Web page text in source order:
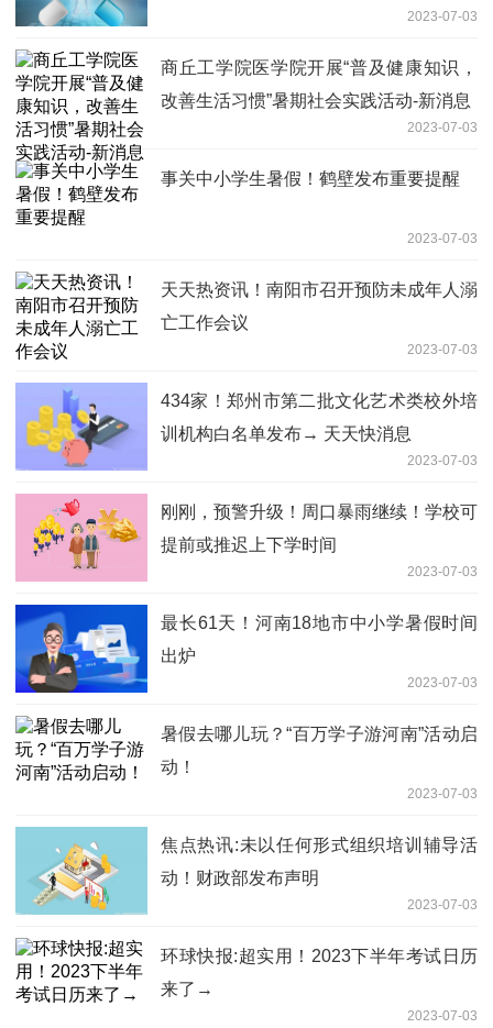
2023-07-03
商丘工学院医学院开展“普及健康知识，
改善生活习惯”暑期社会实践活动-新消息
2023-07-03
事关中小学生暑假！鹤壁发布重要提醒
2023-07-03
天天热资讯！南阳市召开预防未成年人溺
亡工作会议
2023-07-03
434家！郑州市第二批文化艺术类校外培
训机构白名单发布→ 天天快消息
2023-07-03
刚刚，预警升级！周口暴雨继续！学校可
提前或推迟上下学时间
2023-07-03
最长61天！河南18地市中小学暑假时间
出炉
2023-07-03
暑假去哪儿玩？“百万学子游河南”活动启
动！
2023-07-03
焦点热讯:未以任何形式组织培训辅导活
动！财政部发布声明
2023-07-03
环球快报:超实用！2023下半年考试日历
来了→
2023-07-03